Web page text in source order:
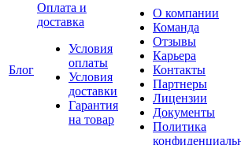
Блог
Оплата и
доставка
Условия
оплаты
Условия
доставки
Гарантия
на товар
О компании
Команда
Отзывы
Карьера
Контакты
Партнеры
Лицензии
Документы
Политика